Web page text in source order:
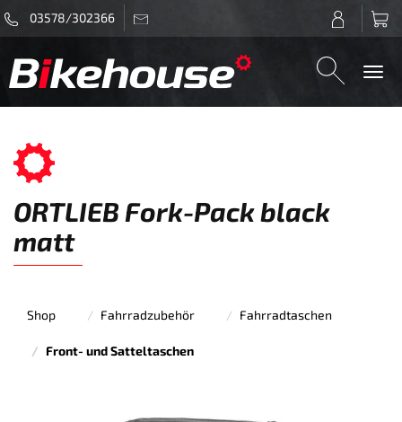
03578/302366
ORTLIEB Fork-Pack black
matt
Shop Fahrradzubehör Fahrradtaschen
Front- und Satteltaschen